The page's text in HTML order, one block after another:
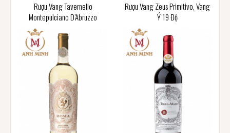
Rượu Vang Tavernello
Montepulciano D’Abruzzo
Rượu Vang Zeus Primitivo, Vang
Ý 19 Độ